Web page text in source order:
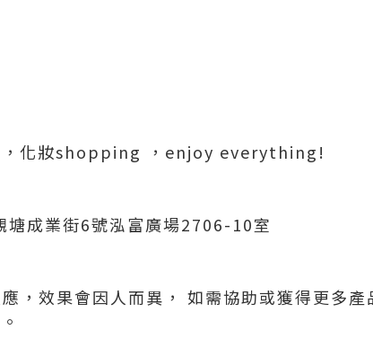
，化妝shopping ，enjoy everything!
成業街6號泓富廣場2706-10室
，效果會因人而異， 如需協助或獲得更多